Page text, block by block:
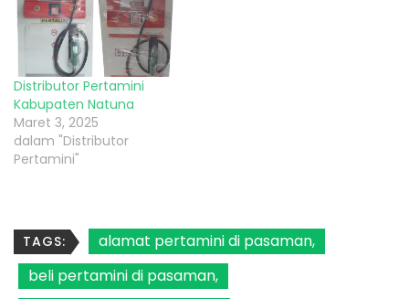
Distributor Pertamini
Kabupaten Natuna
Maret 3, 2025
dalam "Distributor
Pertamini"
TAGS:
alamat pertamini di pasaman
beli pertamini di pasaman